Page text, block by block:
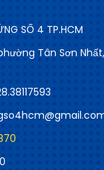
SỐ 4 TP.HCM
Tân Sơn